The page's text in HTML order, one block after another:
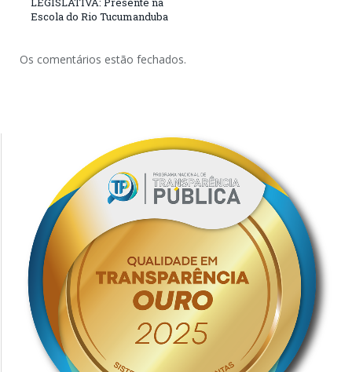
Escola do Rio Tucumanduba
Os comentários estão fechados.